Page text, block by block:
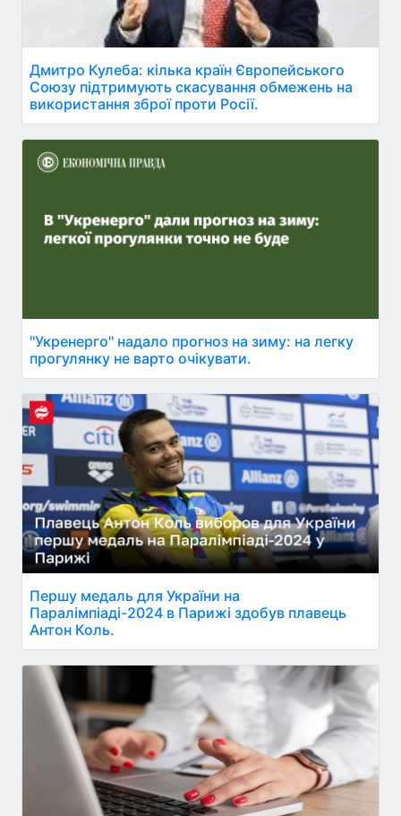
Дмитро Кулеба: кілька країн Європейського
Союзу підтримують скасування обмежень на
використання зброї проти Росії.
"Укренерго" надало прогноз на зиму: на легку
прогулянку не варто очікувати.
Першу медаль для України на
Паралімпіаді-2024 в Парижі здобув плавець
Антон Коль.